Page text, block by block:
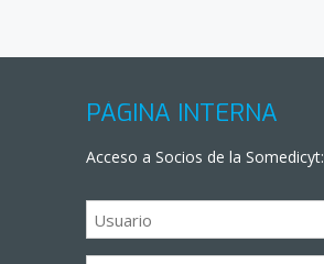
PÁGINA INTERNA
Acceso a Socios de la Somedicyt: